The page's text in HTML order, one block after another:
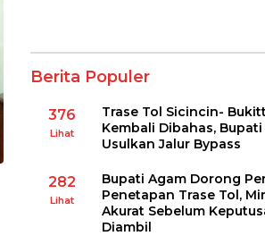
Berita Populer
376
Lihat
Trase Tol Sicincin-
Kembali Dibahas,
Usulkan Jalur Bypass
282
Lihat
Bupati Agam Dorong
Penetapan Trase Tol,
Akurat Sebelum
Diambil